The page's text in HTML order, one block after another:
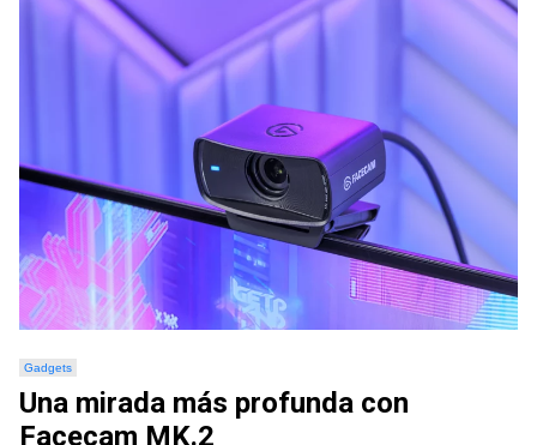
Gadgets
Una mirada más profunda con
Facecam MK.2